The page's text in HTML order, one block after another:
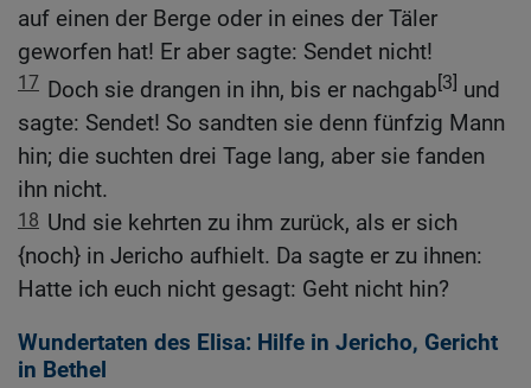
auf einen der Berge oder in eines der Täler
geworfen hat! Er aber sagte: Sendet nicht!
17 Doch sie drangen in ihn, bis er nachgab[3] und
sagte: Sendet! So sandten sie denn fünfzig Mann
hin; die suchten drei Tage lang, aber sie fanden
ihn nicht.
18 Und sie kehrten zu ihm zurück, als er sich
{noch} in Jericho aufhielt. Da sagte er zu ihnen:
Hatte ich euch nicht gesagt: Geht nicht hin?
Wundertaten des Elisa: Hilfe in Jericho, Gericht
in Bethel